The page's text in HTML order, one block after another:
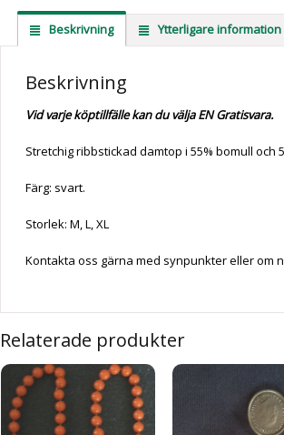
Beskrivning Ytterligare information
Beskrivning
Vid varje köptillfälle kan du välja EN Gratisvara.
Stretchig ribbstickad damtop i 55% bomull och
Färg: svart.
Storlek: M, L, XL
Kontakta oss gärna med synpunkter eller om
Relaterade produkter